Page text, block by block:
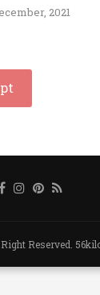
2021
Reserved.